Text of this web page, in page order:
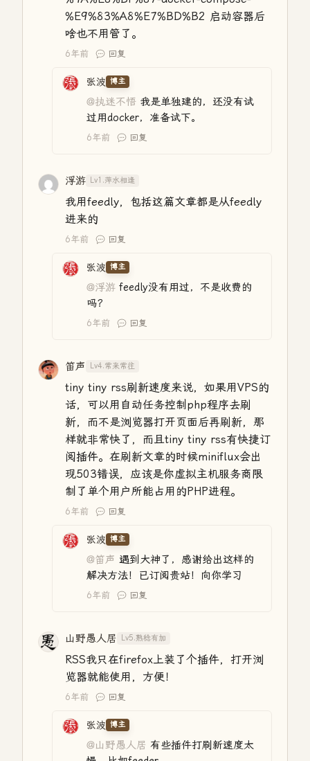
%E9%83%A8%E7%BD%B2 启动容器后
啥也不用管了。
6年前 回复
张波 博主
@执迷不悟 我是单独建的，还没有试
过用docker，准备试下。
6年前 回复
浮游 Lv1.萍水相逢
我用feedly，包括这篇文章都是从feedly
进来的
6年前 回复
张波 博主
@浮游 feedly没有用过，不是收费的
吗？
6年前 回复
笛声 Lv4.常来常往
tiny tiny rss刷新速度来说，如果用VPS的
话，可以用自动任务控制php程序去刷
新，而不是浏览器打开页面后再刷新，那
样就非常快了，而且tiny tiny rss有快捷订
阅插件。在刷新文章的时候miniflux会出
现503错误，应该是你虚拟主机服务商限
制了单个用户所能占用的PHP进程。
6年前 回复
张波 博主
@笛声 遇到大神了，感谢给出这样的
解决方法！已订阅贵站！向你学习
6年前 回复
山野愚人居 Lv5.熟稔有加
RSS我只在firefox上装了个插件，打开浏
览器就能使用，方便！
6年前 回复
张波 博主
@山野愚人居 有些插件打刷新速度太